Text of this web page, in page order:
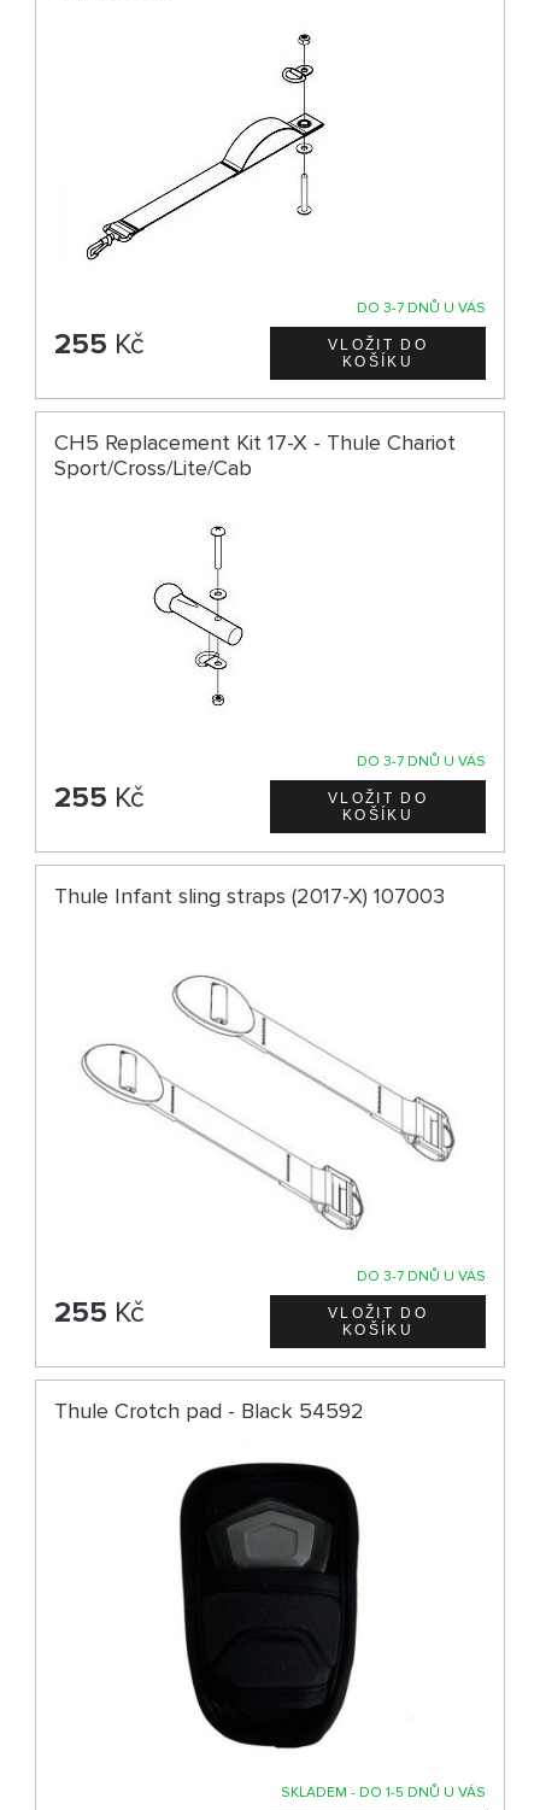
DO 3-7 DNŮ U VÁS
255 Kč
CH5 Replacement Kit 17-X - Thule Chariot
Sport/Cross/Lite/Cab
DO 3-7 DNŮ U VÁS
255 Kč
Thule Infant sling straps (2017-X) 107003
DO 3-7 DNŮ U VÁS
255 Kč
Thule Crotch pad - Black 54592
SKLADEM - DO 1-5 DNŮ U VÁS